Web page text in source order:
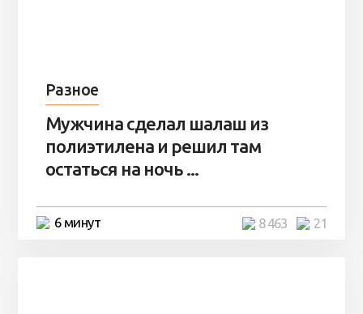
Разное
Мужчина сделал шалаш из
полиэтилена и решил там
остаться на ночь ...
6 минут 21
8 463